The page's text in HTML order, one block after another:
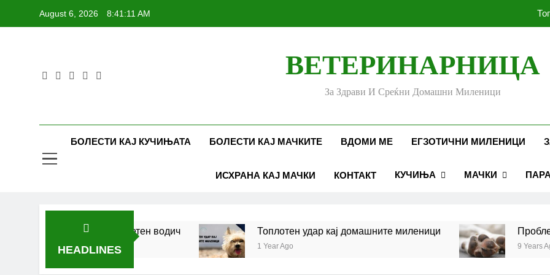
August 6, 2026 8:41:11 AM
Убоди и угризи од
Стоматолошко здравје
Убоди и угризи од
ВЕТЕРИНАРНИЦА
За Здрави И Среќни Домашни Миленици
БОЛЕСТИ КАЈ КУЧИЊАТА БОЛЕСТИ КАЈ МАЧКИТЕ ВДОМИ МЕ ЕГЗОТИЧНИ МИЛЕНИЦИ
ИСХРАНА КАЈ МАЧКИ КОНТАКТ КУЧИЊА МАЧКИ
HEADLINES
кучиња и мачки | Комплетен водич Топлотен удар кај домашните миленици
1 Year Ago
Проблеми
9 Years Ago